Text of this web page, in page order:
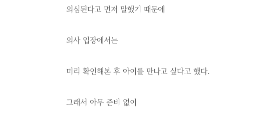
의심된다고 먼저 말했기 때문에
의사 입장에서는
미리 확인해본 후 아이를 만나고 싶다고 했다.
그래서 아무 준비 없이